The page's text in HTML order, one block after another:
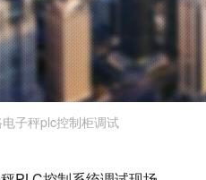
子秤plc控制柜调试